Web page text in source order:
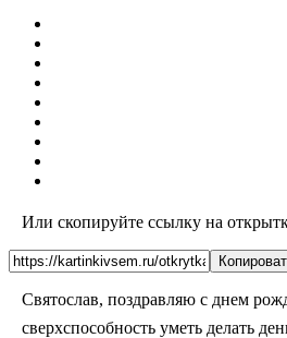
Или скопируйте ссылку на
Святослав, поздравляю с днем
сверхспособность уметь делать